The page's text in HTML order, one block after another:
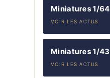
Miniatures 1/64
VOIR LES ACTUS
Miniatures 1/43
VOIR LES ACTUS